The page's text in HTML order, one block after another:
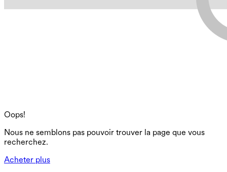
Oops!
Nous ne semblons pas pouvoir trouver la page que vous
recherchez.
Acheter plus